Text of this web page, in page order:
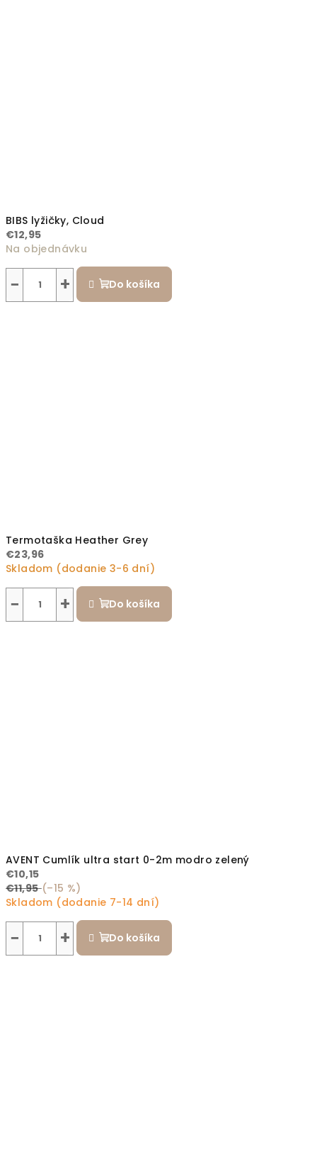
BIBS lyžičky, Cloud
€12,95
Na objednávku
+
− Do košíka
Termotaška Heather Grey
€23,96
Skladom (dodanie 3-6 dní)
+
− Do košíka
AVENT Cumlík ultra start 0-2m modro zelený
€10,15
€11,95 (–15 %)
Skladom (dodanie 7-14 dní)
+
− Do košíka